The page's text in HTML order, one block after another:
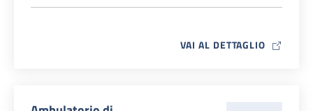
VAI AL DETTAGLIO MAP ICON